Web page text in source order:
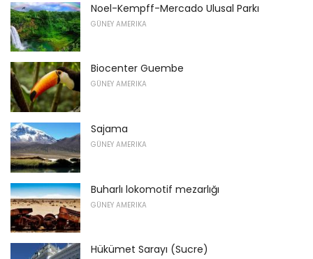
Noel-Kempff-Mercado Ulusal Parkı
GÜNEY AMERIKA
Biocenter Guembe
GÜNEY AMERIKA
Sajama
GÜNEY AMERIKA
Buharlı lokomotif mezarlığı
GÜNEY AMERIKA
Hükümet Sarayı (Sucre)